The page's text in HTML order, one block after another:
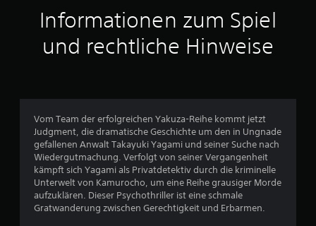
t
t
c
h
e
Informationen zum Spiel
und rechtliche Hinweise
Vom Team der erfolgreichen Yakuza-Reihe kommt jetzt
Judgment, die dramatische Geschichte um den in Ungnade
gefallenen Anwalt Takayuki Yagami und seiner Suche nach
Wiedergutmachung. Verfolgt von seiner Vergangenheit
kämpft sich Yagami als Privatdetektiv durch die kriminelle
Unterwelt von Kamurocho, um eine Reihe grausiger Morde
aufzuklären. Dieser Psychothriller ist eine schmale
Gratwanderung zwischen Gerechtigkeit und Erbarmen.